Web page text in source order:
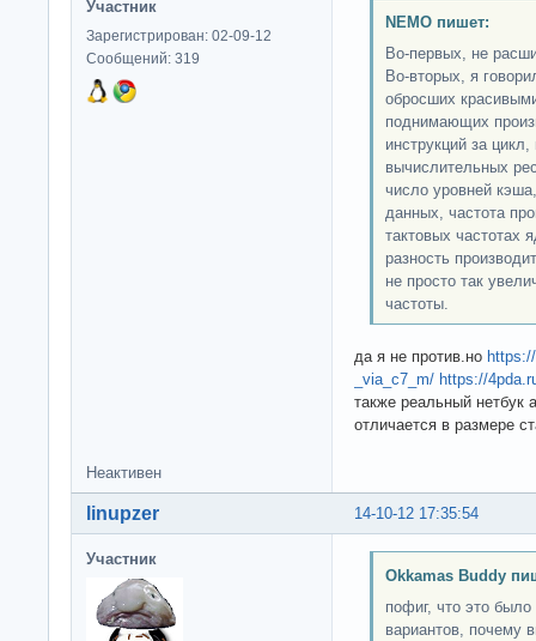
Участник
Зарегистрирован: 02-09-12
Сообщений: 319
NEMO пишет:
Во-первых, не
Во-вторых, я
обросших
поднимающих
инструкций за
вычислительных
число уровней
данных, частота
тактовых частотах
разность
не просто так
частоты.
да я не против.но
_via_c7_m/ https://
также реальный нетбук
отличается в размере
Неактивен
14-10-12 17:35:54
linupzer
Участник
Okkamas Buddy
пофиг, что это
вариантов, почему